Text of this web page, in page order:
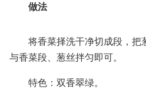
做法
将香菜择洗干净切成段，把
与香菜段、葱丝拌匀即可。
特色：双香翠绿。